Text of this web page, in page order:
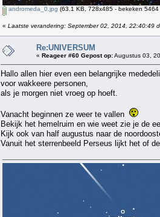
andromeda_0.jpg (63.1 KB, 728x485 - bekeken 5464
« Laatste verandering: September 02, 2014, 22:40:49
Re:UNIVERSUM
« Reageer #60 Gepost op:Augustus 03,
Hallo allen hier even een belangrijke
voor wakkeere personen,
als je morgen niet vroeg op hoeft.
Vanacht beginnen ze weer te vallen
Bekijk het hemelruim en wie weet zie je de
Kijk ook van half augustus naar de
Vanuit het sterrenbeeld Perseus lijkt het of